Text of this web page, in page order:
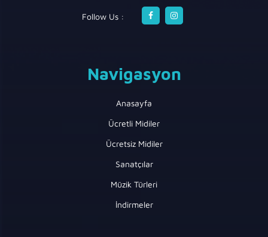
Follow Us :
Navigasyon
Anasayfa
Ücretli Midiler
Ücretsiz Midiler
Sanatçılar
Müzik Türleri
İndirmeler